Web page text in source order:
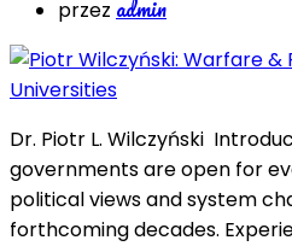
przez admin
Dr. Piotr L. Wilczyński
governments are open for
political views and system
forthcoming decades.